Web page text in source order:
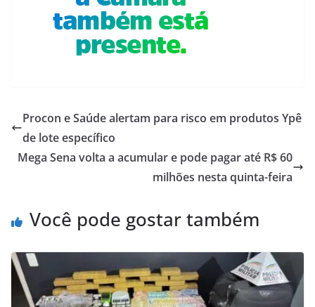
Procon e Saúde alertam para risco em produtos Ypê
de lote específico
Mega Sena volta a acumular e pode pagar até R$ 60
milhões nesta quinta-feira
Você pode gostar também